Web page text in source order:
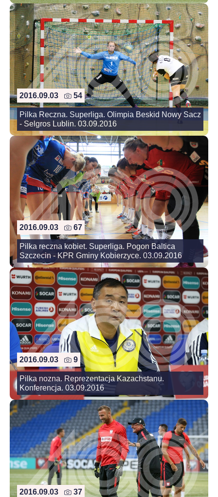
2016.09.03 54
Pilka Reczna. Superliga. Olimpia Beskid Nowy Sacz
- Selgros Lublin. 03.09.2016
2016.09.03 67
Pilka reczna kobiet. Superliga. Pogon Baltica
Szczecin - KPR Gminy Kobierzyce. 03.09.2016
2016.09.03 9
Pilka nozna. Reprezentacja Kazachstanu.
Konferencja. 03.09.2016
2016.09.03 37